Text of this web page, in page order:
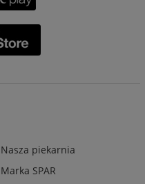
Nasza piekarnia
Marka SPAR